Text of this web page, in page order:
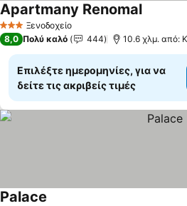
3 ΑστέριαΞενοδοχείο
Apartmany Renomal
8,0 Πολύ καλό 444 10.6 χλμ. από:
Επιλέξτε ημερομηνίες, για να
δείτε τις ακριβείς τιμές
Palace